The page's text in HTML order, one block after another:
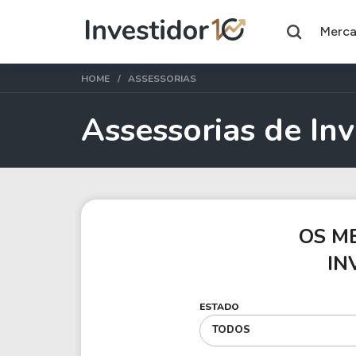
Assuntos do momento
Ibovespa Petrobras
RECR11
HGLG11
HOME ASSESSORIAS
Assessorias de
OS
ESTADO
TODOS